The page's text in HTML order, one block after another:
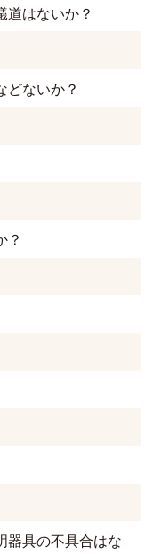
道はないか？
どないか？
？
器具の不具合はな